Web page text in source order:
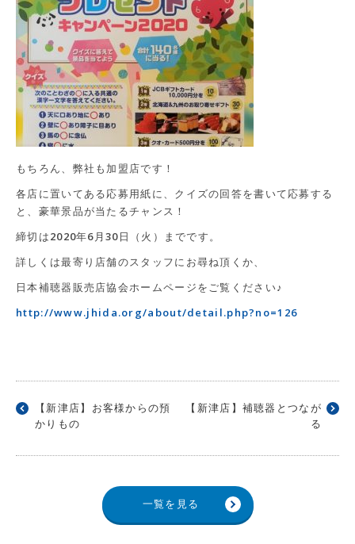
もちろん、弊社も加盟店です！
各店に置いてある応募用紙に、クイズの回答を書いて応募する
と、豪華景品が当たるチャンス！
締切は2020年6月30日（火）までです。
詳しくは最寄り店舗のスタッフにお尋ね頂くか、
日本補聴器販売店協会ホームページをご覧ください♪
http://www.jhida.org/about/detail.php?no=126
【新津店】お客様からの預
かりもの
【新津店】補聴器とつなが
る
一覧を見る